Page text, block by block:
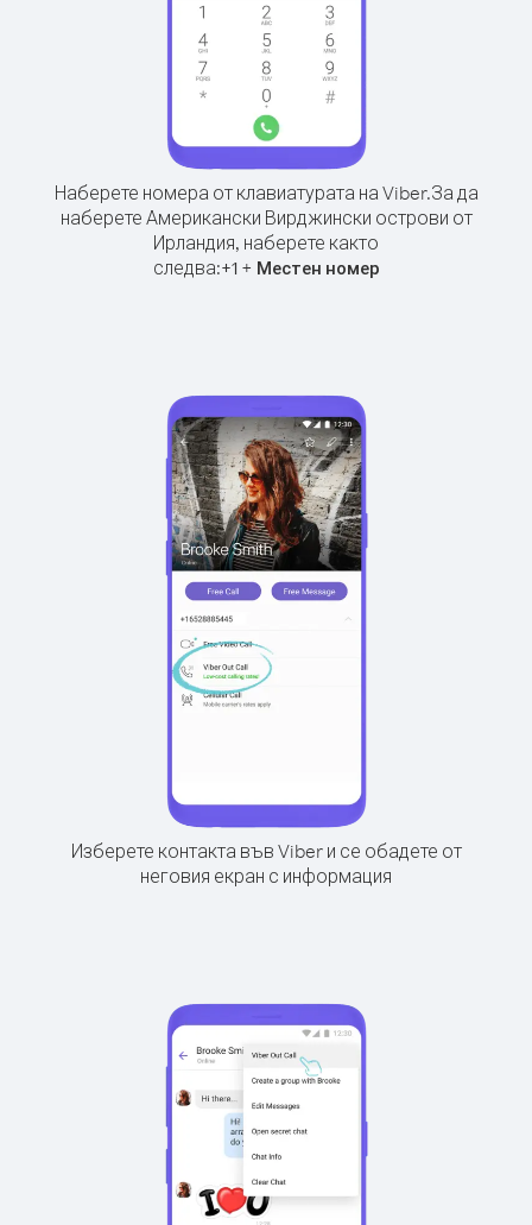
Наберете номера от клавиатурата на Viber.За да
наберете Американски Вирджински острови от
Ирландия, наберете както
следва:+1+ Местен номер
Изберете контакта във Viber и се обадете от
неговия екран с информация